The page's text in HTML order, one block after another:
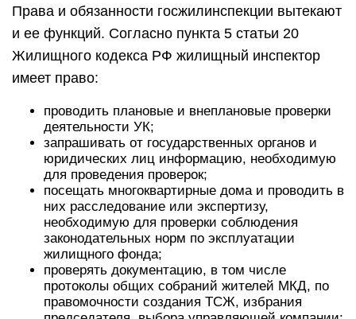
Права и обязанности госжилинспекции вытекают
и ее функций. Согласно пункта 5 статьи 20
Жилищного кодекса РФ жилищный инспектор
имеет право:
проводить плановые и внеплановые проверки
деятельности УК;
запрашивать от государственных органов и
юридических лиц информацию, необходимую
для проведения проверок;
посещать многоквартирные дома и проводить в
них расследование или экспертизу,
необходимую для проверки соблюдения
законодательных норм по эксплуатации
жилищного фонда;
проверять документацию, в том числе
протоколы общих собраний жителей МКД, по
правомочности создания ТСЖ, избрания